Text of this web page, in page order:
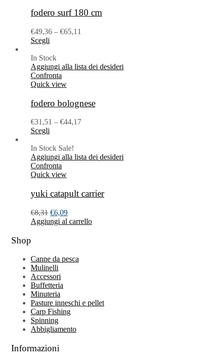
fodero surf 180 cm
€49,36 – €65,11
Scegli
In Stock
Aggiungi alla lista dei desideri
Confronta
Quick view
fodero bolognese
€31,51 – €44,17
Scegli
In Stock Sale!
Aggiungi alla lista dei desideri
Confronta
Quick view
yuki catapult carrier
€8,31 €6,09
Aggiungi al carrello
Shop
Canne da pesca
Mulinelli
Accessori
Buffetteria
Minuteria
Pasture inneschi e pellet
Carp Fishing
Spinning
Abbigliamento
Informazioni